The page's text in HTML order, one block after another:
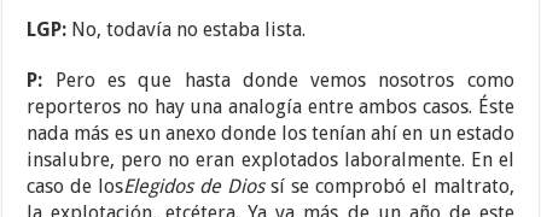
LGP: No, todavía no estaba lista.
P:
Pero es que hasta donde vemos nosotros como
reporteros no hay una analogía entre ambos casos. Éste
nada más es un anexo donde los tenían ahí en un estado
insalubre, pero no eran explotados laboralmente. En el
caso de losElegidos de Diossí se comprobó el maltrato,